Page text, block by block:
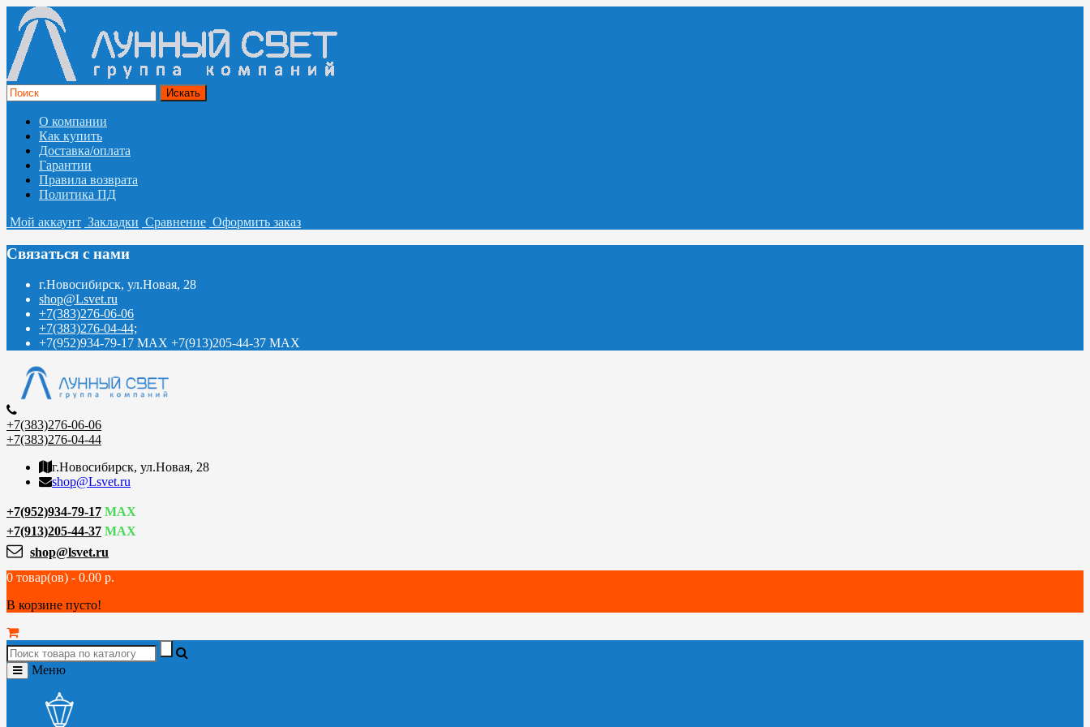
О компании
Как купить
Доставка/оплата
Гарантии
Правила возврата
Политика ПД
Мой аккаунт Закладки Сравнение Оформить заказ
Связаться с нами
г.Новосибирск, ул.Новая, 28
shop@Lsvet.ru
+7(383)276-06-06
+7(383)276-04-44;
+7(952)934-79-17 MAX +7(913)205-44-37 MAX
+7(383)276-06-06
+7(383)276-04-44
г.Новосибирск, ул.Новая, 28
shop@Lsvet.ru
+7(952)934-79-17 MAX
+7(913)205-44-37 MAX
shop@lsvet.ru
0 товар(ов) - 0.00 р.
В корзине пусто!
Меню